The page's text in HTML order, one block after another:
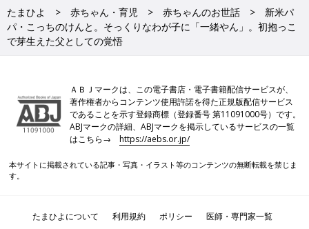
たまひよ 赤ちゃん・育児 赤ちゃんのお世話
新米パ
パ・こっちのけんと。そっくりなわが子に「一緒やん」。初抱っこ
で芽生えた父としての覚悟
ＡＢＪマークは、この電子書店・電子書籍配信サービスが、
著作権者からコンテンツ使用許諾を得た正規版配信サービス
であることを示す登録商標（登録番号 第11091000号）です。
ABJマークの詳細、ABJマークを掲示しているサービスの一覧
はこちら→https://aebs.or.jp/
本サイトに掲載されている記事・写真・イラスト等のコンテンツの無断転載を禁じま
す。
たまひよについて 利用規約 ポリシー
医師・専門家一覧